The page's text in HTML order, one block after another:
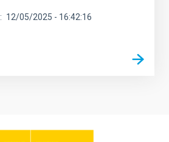
12/05/2025 - 16:42:16